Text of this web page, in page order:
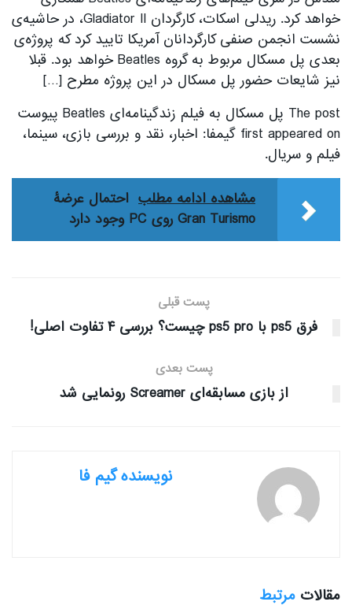
خواهد کرد. ریدلی اسکات، کارگردان Gladiator II، در حاشیه‌ی
نشست انجمن صنفی کارگردانان آمریکا تایید کرد که پروژه‌ی
بعدی پل مسکال مربوط به گروه Beatles خواهد بود. قبلا
نیز شایعات حضور پل مسکال در این پروژه مطرح […]
The post پل مسکال به فیلم زندگینامه‌ای Beatles پیوست
first appeared on گیمفا: اخبار، نقد و بررسی بازی، سینما،
فیلم و سریال.
مشاهده ادامه مطلب احتمال عرضۀ
Gran Turismo روی PC وجود دارد
پست قبلی
فرق ps5 با ps5 pro چیست؟ بررسی ۴ تفاوت اصلی!
پست بعدی
از بازی مسابقه‌ای Screamer رونمایی شد
نویسنده گیم فا
مقالات مرتبط